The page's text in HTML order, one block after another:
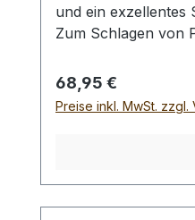
und ein exzellentes
Zum Schlagen von
gr / Kopf-Ø: 55 mm
Regulärer Preis:
68,95 €
Preise inkl. MwSt. zzgl.